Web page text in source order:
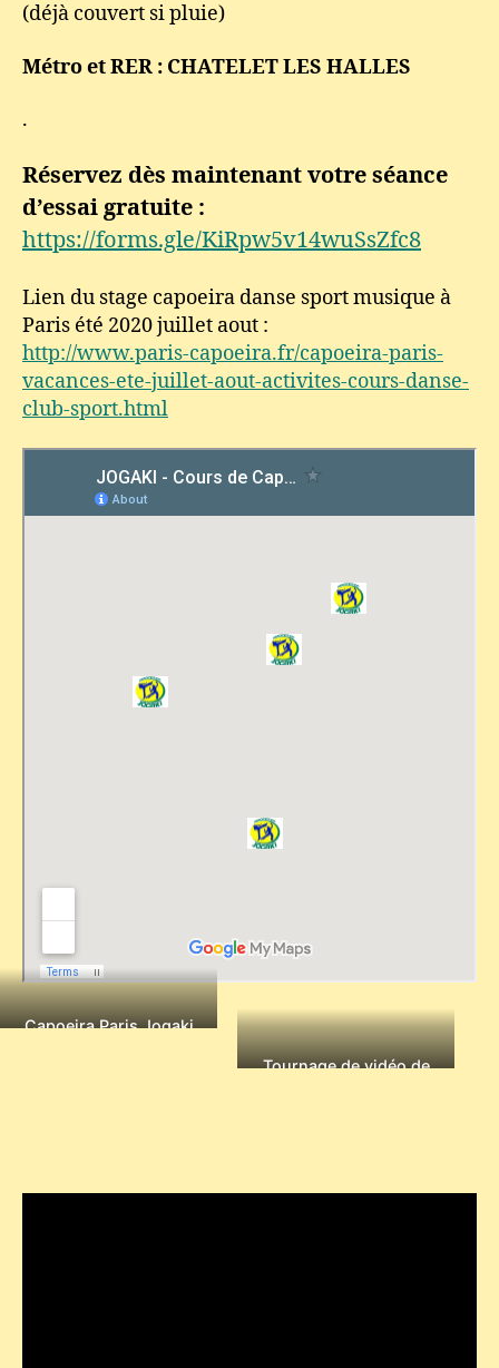
(déjà couvert si pluie)
Métro et RER : CHATELET LES HALLES
.
Réservez dès maintenant votre séance
d’essai gratuite :
https://forms.gle/KiRpw5v14wuSsZfc8
Lien du stage capoeira danse sport musique à
Paris été 2020 juillet aout :
http://www.paris-capoeira.fr/capoeira-paris-
vacances-ete-juillet-aout-activites-cours-danse-
club-sport.html
Capoeira Paris Jogaki
Tournage de vidéo de